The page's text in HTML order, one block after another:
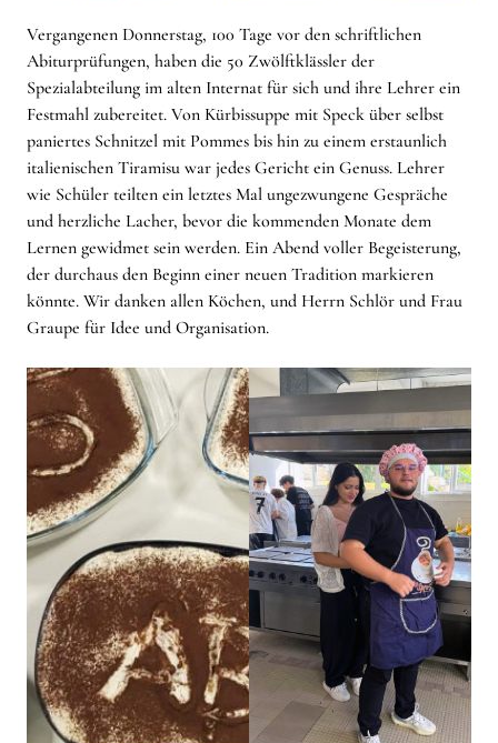
Vergangenen Donnerstag, 100 Tage vor den schriftlichen
Abiturprüfungen, haben die 50 Zwölftklässler der
Spezialabteilung im alten Internat für sich und ihre Lehrer ein
Festmahl zubereitet. Von Kürbissuppe mit Speck über selbst
paniertes Schnitzel mit Pommes bis hin zu einem erstaunlich
italienischen Tiramisu war jedes Gericht ein Genuss. Lehrer
wie Schüler teilten ein letztes Mal ungezwungene Gespräche
und herzliche Lacher, bevor die kommenden Monate dem
Lernen gewidmet sein werden. Ein Abend voller Begeisterung,
der durchaus den Beginn einer neuen Tradition markieren
könnte. Wir danken allen Köchen, und Herrn Schlör und Frau
Graupe für Idee und Organisation.